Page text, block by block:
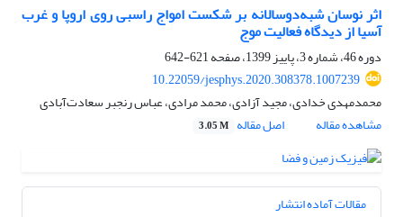
اثر نوسان شبه‌دوسالانه بر شکست امواج راسبی روی اروپا و ‌غرب
آسیا از دیدگاه فعالیت موج
دوره 46، شماره 3، پاییز 1399، صفحه
621-642
10.22059/jesphys.2020.308378.1007239
محمدمهدی خدادی، مجید آزادی، محمد مرادی، عباس رنجبر سعادت‌آبادی
مشاهده مقاله
اصل مقاله 3.05 M
مقالات آماده انتشار